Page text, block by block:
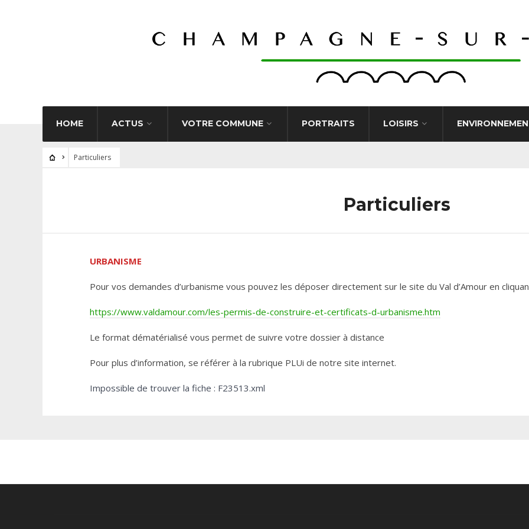
HOME ACTUS VOTRE COMMUNE PORTRAITS LOISIRS
Particuliers
Particuliers
URBANISME
Pour vos demandes d’urbanisme vous pouvez les déposer directement sur le site du Val d’Amour en
https://www.valdamour.com/les-permis-de-construire-et-certificats-d-urbanisme.htm
Le format dématérialisé vous permet de suivre votre dossier à distance
Pour plus d’information, se référer à la rubrique PLUi de notre site internet.
Impossible de trouver la fiche : F23513.xml